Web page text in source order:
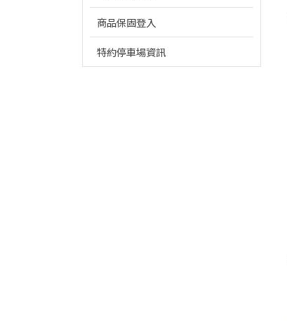
商品保固登入
特約停車場資訊